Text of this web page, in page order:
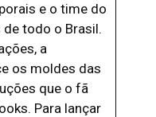
e o time do
todo o Brasil.
a
os moldes das
que o fã
Para lançar